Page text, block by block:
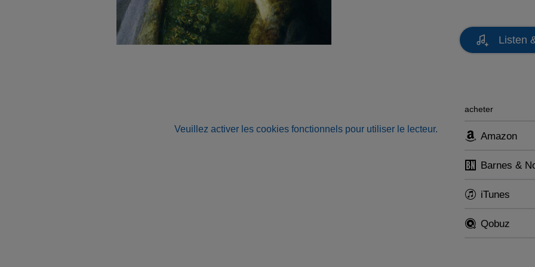
Listen
Veuillez activer les cookies fonctionnels pour utiliser le lecteur.
acheter
Amazon
Barnes &
iTunes
Qobuz